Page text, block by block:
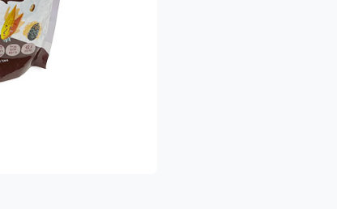
משק מיכאלי מזמין אותך להצטרף לתכנית המנויים, ללא התחייבות ועלות,
+ האריזה וההפצה של המשק ניתן באמצעות